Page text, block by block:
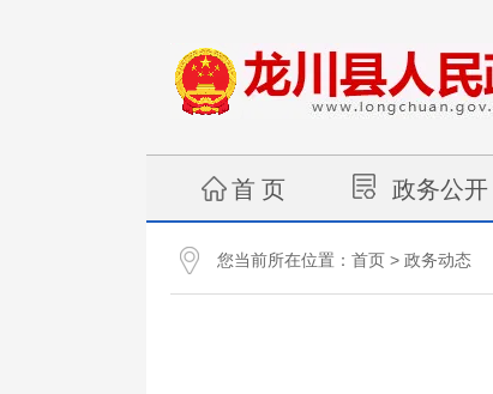
首 页 政务公开
您当前所在位置： 首页 > 政务动态